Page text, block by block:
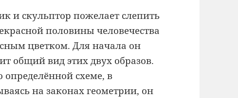
и скульптор пожелает слепить
половины человечества
цветком. Для начала он
общий вид этих двух образов.
определённой схеме, в
на законах геометрии, он